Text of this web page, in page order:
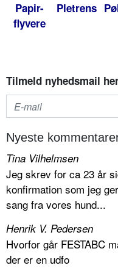
Papir-
flyvere
Pletrens
Tilmeld nyhedsmail
Nyeste
Tina Vilhelmsen
Jeg skrev for ca 23 år
konfirmation som jeg
sang fra vores hund...
Henrik V. Pedersen
Hvorfor går FESTABC
der er en udfo